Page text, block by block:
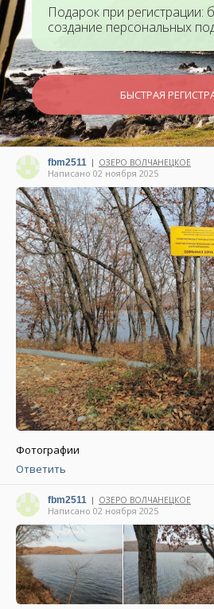
Подарок при регистрации:
создание персональных
БЫСТРАЯ
fbm2511 | ОЗЕРО ВОЛЧАНЕЦКОЕ
Написано 02 ноября 2025
Фотографии
Ответить
fbm2511 | ОЗЕРО ВОЛЧАНЕЦКОЕ
Написано 02 ноября 2025